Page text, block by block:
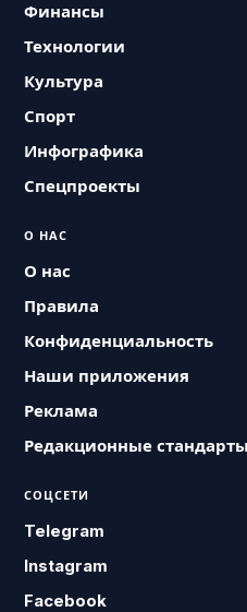
Финансы
Технологии
Культура
Спорт
Инфографика
Спецпроекты
О НАС
О нас
Правила
Конфиденциальность
Наши приложения
Реклама
Редакционные стандарты
СОЦСЕТИ
Telegram
Instagram
Facebook